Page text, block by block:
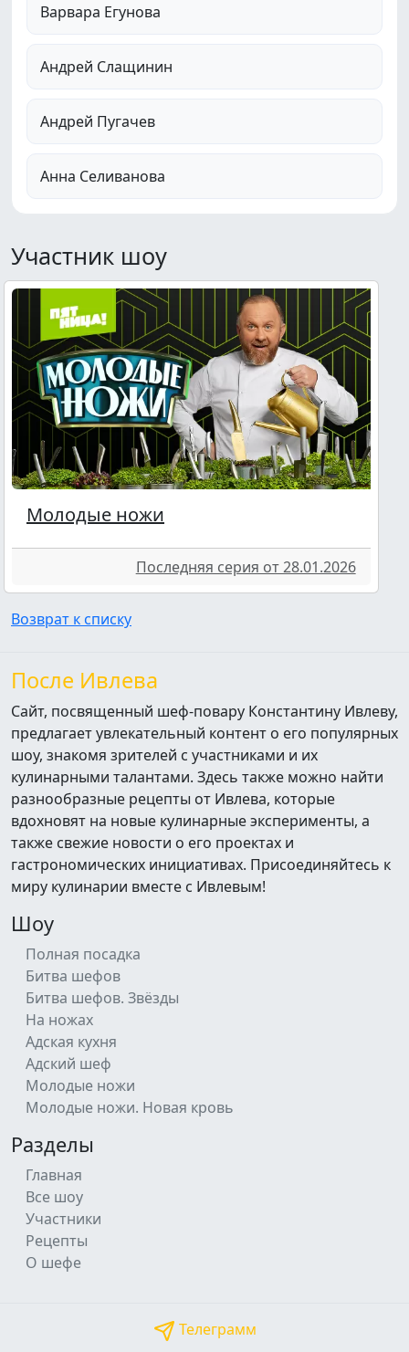
Варвара Егунова
Андрей Слащинин
Андрей Пугачев
Анна Селиванова
Участник шоу
Молодые ножи
Последняя серия от 28.01.2026
Возврат к списку
После Ивлева
Сайт, посвященный шеф-повару Константину Ивлеву,
предлагает увлекательный контент о его популярных
шоу, знакомя зрителей с участниками и их
кулинарными талантами. Здесь также можно найти
разнообразные рецепты от Ивлева, которые
вдохновят на новые кулинарные эксперименты, а
также свежие новости о его проектах и
гастрономических инициативах. Присоединяйтесь к
миру кулинарии вместе с Ивлевым!
Шоу
Полная посадка
Битва шефов
Битва шефов. Звёзды
На ножах
Адская кухня
Адский шеф
Молодые ножи
Молодые ножи. Новая кровь
Разделы
Главная
Все шоу
Участники
Рецепты
О шефе
Телеграмм